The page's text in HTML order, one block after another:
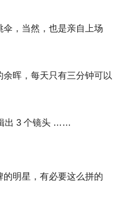
，当然，也是亲自上场
晖，每天只有三分钟可以
出 3 个镜头 ……
明星，有必要这么拼的